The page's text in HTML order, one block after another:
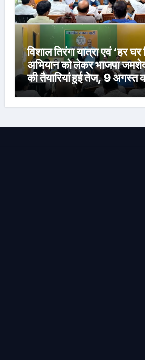
विशाल तिरंगा यात्रा एवं ‘हर घर
अभियान को लेकर भाजपा
की तैयारियां हुई तेज, 9 अगस्त
नेताजी सुभाष मैदान से निकलेगी
यात्रा